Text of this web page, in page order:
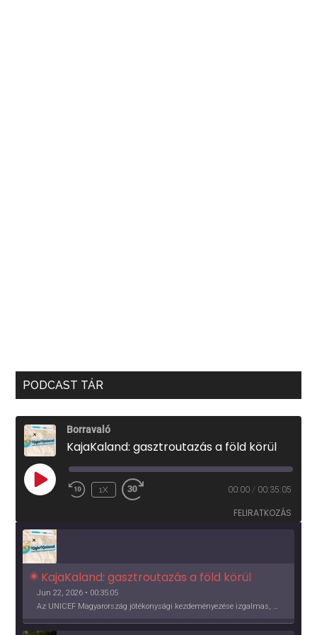
PODCAST TÁR
Borravaló
KajaKaland: gasztroutazás a föld körül
PLAY
EPISODE
1X 00:00 / 00:35:05
FELIRATKOZÁS
KajaKaland: gasztroutazás a föld körül
Jun 22, 2026 • 00:35:05
Az UNICEF Magyarország jótékonysági kezdeményezése izgalmas, egész éves világkörüli ízutazásra hív, igazi családi program és gasztroedukáció, illetve segítség a rászorulóknak is egyben.